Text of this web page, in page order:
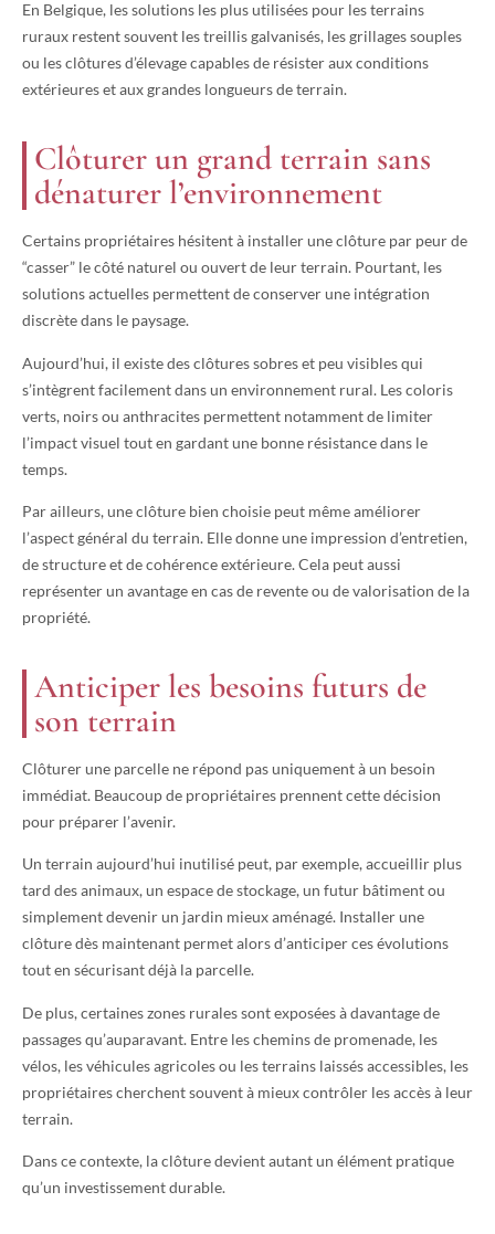
En Belgique, les solutions les plus utilisées pour les terrains
ruraux restent souvent les treillis galvanisés, les grillages souples
ou les clôtures d’élevage capables de résister aux conditions
extérieures et aux grandes longueurs de terrain.
Clôturer un grand terrain sans
dénaturer l’environnement
Certains propriétaires hésitent à installer une clôture par peur de
“casser” le côté naturel ou ouvert de leur terrain. Pourtant, les
solutions actuelles permettent de conserver une intégration
discrète dans le paysage.
Aujourd’hui, il existe des clôtures sobres et peu visibles qui
s’intègrent facilement dans un environnement rural. Les coloris
verts, noirs ou anthracites permettent notamment de limiter
l’impact visuel tout en gardant une bonne résistance dans le
temps.
Par ailleurs, une clôture bien choisie peut même améliorer
l’aspect général du terrain. Elle donne une impression d’entretien,
de structure et de cohérence extérieure. Cela peut aussi
représenter un avantage en cas de revente ou de valorisation de la
propriété.
Anticiper les besoins futurs de
son terrain
Clôturer une parcelle ne répond pas uniquement à un besoin
immédiat. Beaucoup de propriétaires prennent cette décision
pour préparer l’avenir.
Un terrain aujourd’hui inutilisé peut, par exemple, accueillir plus
tard des animaux, un espace de stockage, un futur bâtiment ou
simplement devenir un jardin mieux aménagé. Installer une
clôture dès maintenant permet alors d’anticiper ces évolutions
tout en sécurisant déjà la parcelle.
De plus, certaines zones rurales sont exposées à davantage de
passages qu’auparavant. Entre les chemins de promenade, les
vélos, les véhicules agricoles ou les terrains laissés accessibles, les
propriétaires cherchent souvent à mieux contrôler les accès à leur
terrain.
Dans ce contexte, la clôture devient autant un élément pratique
qu’un investissement durable.